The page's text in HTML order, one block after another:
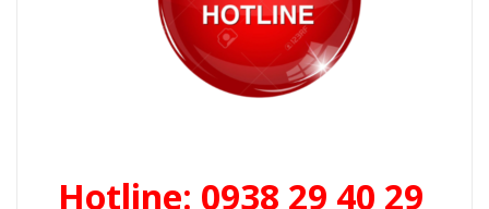
Hotline: 0938 29 40 29